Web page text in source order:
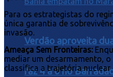
Verdão aproveita
faz 4 a 0 no
Para os estrategistas do
única garantia de
invasão.
Ameaça Sem Fronteiras:
mediar um desarmamento,
classifica a trajetória nuclear